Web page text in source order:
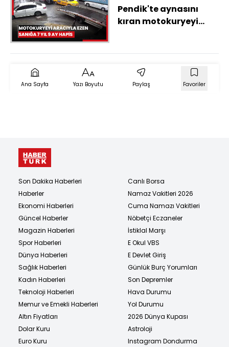
Pendik'te aynasını
kıran motokuryeyi
Ana Sayfa Yazı Boyutu Paylaş Favoriler
Son Dakika Haberleri
Haberler
Ekonomi Haberleri
Güncel Haberler
Magazin Haberleri
Spor Haberleri
Dünya Haberleri
Sağlık Haberleri
Kadın Haberleri
Teknoloji Haberleri
Memur ve Emekli Haberleri
Altın Fiyatları
Dolar Kuru
Euro Kuru
Canlı Borsa
Namaz Vakitleri 2026
Cuma Namazı Vakitleri
Nöbetçi Eczaneler
İstiklal Marşı
E Okul VBS
E Devlet Giriş
Günlük Burç Yorumları
Son Depremler
Hava Durumu
Yol Durumu
2026 Dünya Kupası
Astroloji
Instagram Dondurma